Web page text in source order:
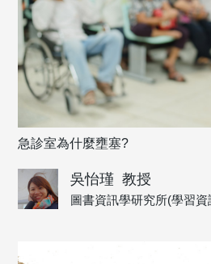
急診室為什麼壅塞?
吳怡瑾 教授
圖書資訊學研究所(學習